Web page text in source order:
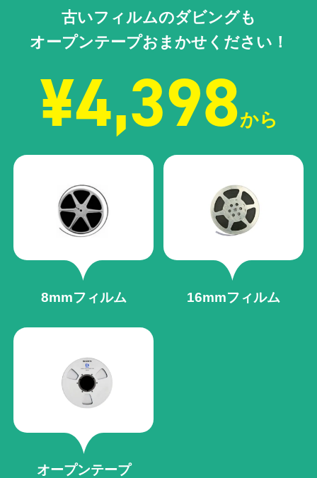
古いフィルムのダビングも
オープンテープおまかせください！
¥4,398から
8mmフィルム 16mmフィルム
オープンテープ